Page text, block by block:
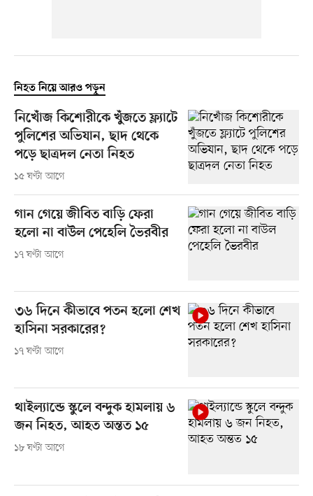
নিহত নিয়ে আরও পড়ুন
নিখোঁজ কিশোরীকে খুঁজতে ফ্ল্যাটে
পুলিশের অভিযান, ছাদ থেকে
পড়ে ছাত্রদল নেতা নিহত
১৫ ঘণ্টা আগে
গান গেয়ে জীবিত বাড়ি ফেরা
হলো না বাউল পেহেলি ভৈরবীর
১৭ ঘণ্টা আগে
৩৬ দিনে কীভাবে পতন হলো শেখ
হাসিনা সরকারের?
১৭ ঘণ্টা আগে
থাইল্যান্ডে স্কুলে বন্দুক হামলায় ৬
জন নিহত, আহত অন্তত ১৫
১৮ ঘণ্টা আগে